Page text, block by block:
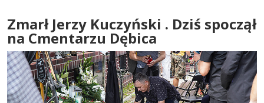
Zmarł Jerzy Kuczyński . Dziś spoczął
na Cmentarzu Dębica